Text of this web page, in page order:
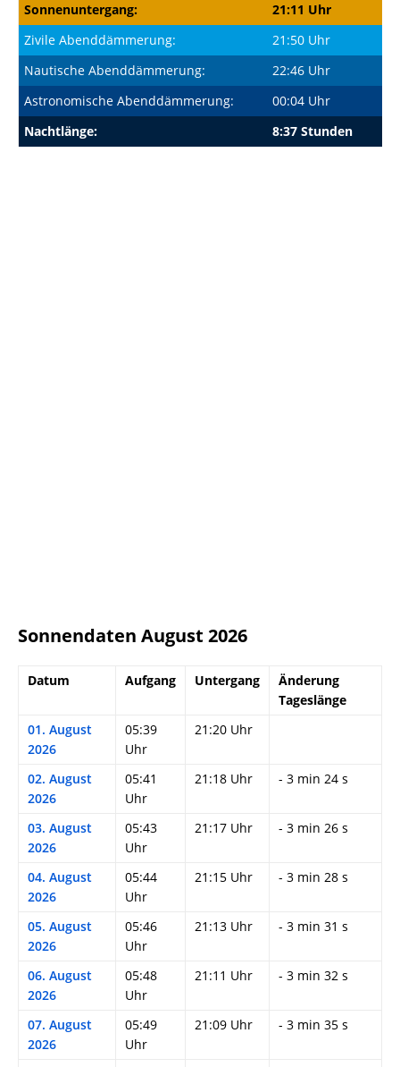
Sonnenuntergang:
21:11 Uhr
Zivile Abenddämmerung:
21:50 Uhr
Nautische Abenddämmerung:
22:46 Uhr
Astronomische Abenddämmerung:
00:04 Uhr
Nachtlänge:
8:37 Stunden
Sonnendaten August 2026
Datum Aufgang Untergang
Änderung
Tageslänge
01. August
2026
05:39
Uhr
21:20 Uhr
02. August
2026
05:41
Uhr
21:18 Uhr - 3 min 24 s
03. August
2026
05:43
Uhr
21:17 Uhr - 3 min 26 s
04. August
2026
05:44
Uhr
21:15 Uhr - 3 min 28 s
05. August
2026
05:46
Uhr
21:13 Uhr - 3 min 31 s
06. August
2026
05:48
Uhr
21:11 Uhr - 3 min 32 s
07. August
2026
05:49
Uhr
21:09 Uhr - 3 min 35 s